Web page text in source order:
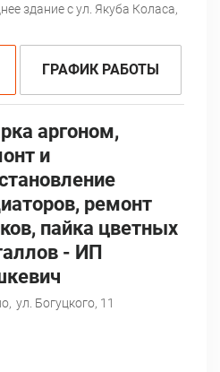
здание с ул. Якуба Коласа,
ГРАФИК РАБОТЫ
аргоном,
и
ремонт
пайка цветных
- ИП
ул. Богуцкого, 11